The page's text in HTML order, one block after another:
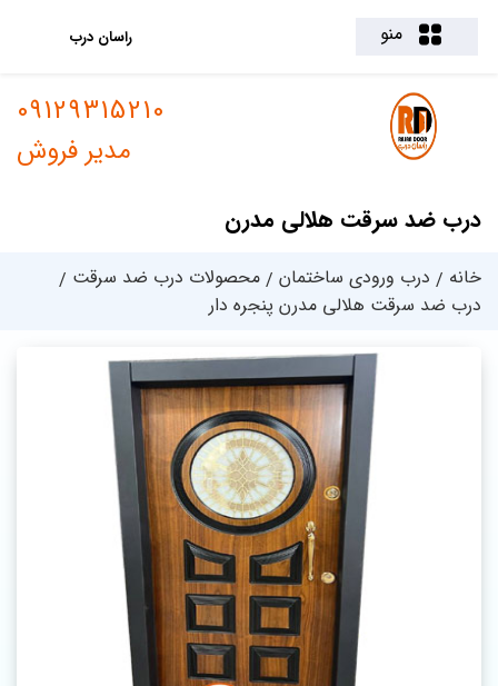
منو راسان درب
درب ضد سرقت هلالی مدرن
09129315210
مدیر فروش
خانه درب ورودی ساختمان
محصولات درب ضد سرقت
درب ضد سرقت هلالی مدرن پنجره دار